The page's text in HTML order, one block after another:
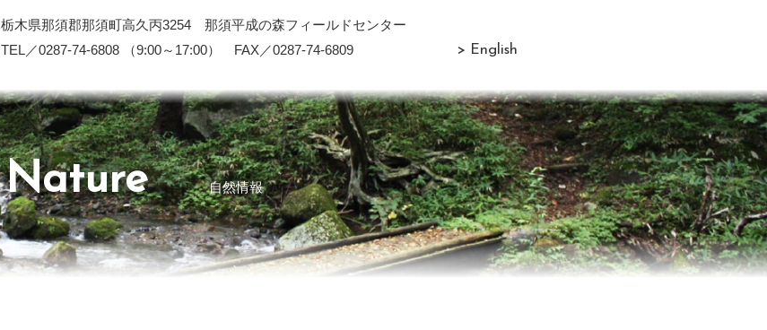
栃木県那須郡那須町高久丙3254 那須平成の森フィールドセンター
TEL／0287-74-6808 （9:00～17:00） FAX／0287-74-6809
> English
Nature 自然情報